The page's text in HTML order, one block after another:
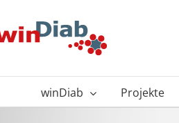
winDiab Projekte